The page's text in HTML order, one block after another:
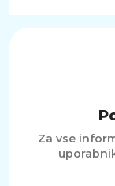
Za vse